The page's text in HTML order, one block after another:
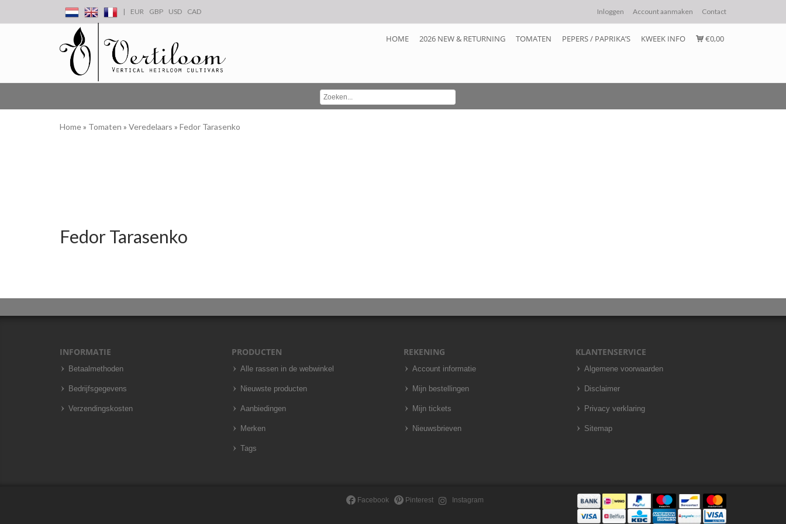
| EUR GBP USD CAD Inloggen Account aanmaken Contact
HOME 2026 NEW & RETURNING TOMATEN PEPERS / PAPRIKA’S KWEEK INFO €0,00
Home» Tomaten » Veredelaars » Fedor Tarasenko
Fedor Tarasenko
INFORMATIE
Betaalmethoden
Bedrijfsgegevens
Verzendingskosten
PRODUCTEN
Alle rassen in de webwinkel
Nieuwste producten
Aanbiedingen
Merken
Tags
REKENING
Account informatie
Mijn bestellingen
Mijn tickets
Nieuwsbrieven
KLANTENSERVICE
Algemene voorwaarden
Disclaimer
Privacy verklaring
Sitemap
Facebook Pinterest Instagram